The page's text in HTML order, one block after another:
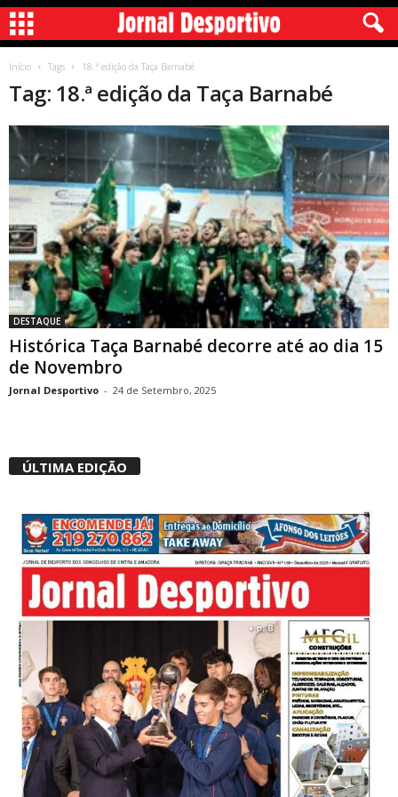
Início Tags 18.ª edição da Taça Barnabé
Tag: 18.ª edição da Taça Barnabé
DESTAQUE
Histórica Taça Barnabé decorre até ao dia 15
de Novembro
Jornal Desportivo - 24 de Setembro, 2025
ÚLTIMA EDIÇÃO